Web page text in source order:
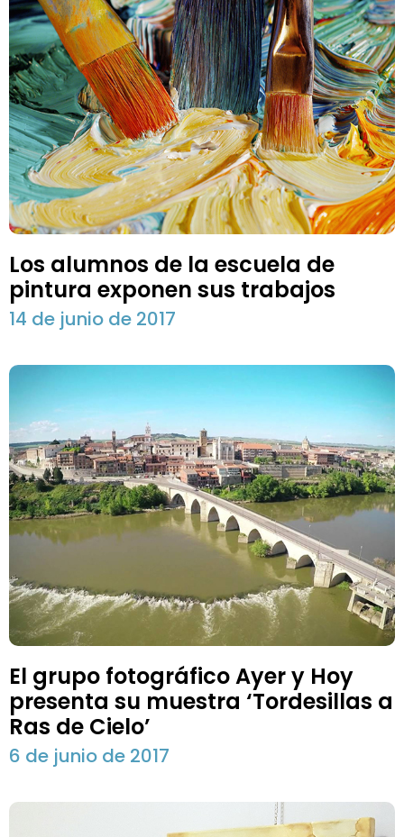
Los alumnos de la escuela de
pintura exponen sus trabajos
14 de junio de 2017
El grupo fotográfico Ayer y Hoy
presenta su muestra ‘Tordesillas a
Ras de Cielo’
6 de junio de 2017